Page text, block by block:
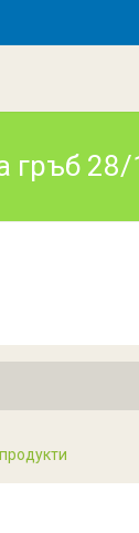
гръб